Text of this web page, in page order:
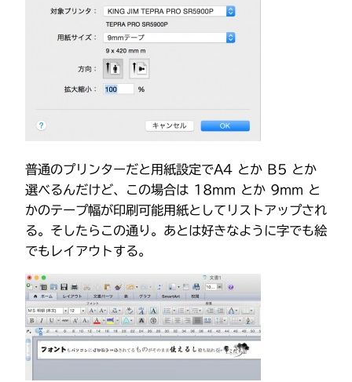
普通のプリンターだと用紙設定でA4 とか B5 とか
選べるんだけど、この場合は 18mm とか 9mm と
かのテープ幅が印刷可能用紙としてリストアップされ
る。そしたらこの通り。あとは好きなように字でも絵
でもレイアウトする。